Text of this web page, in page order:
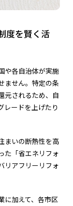
度を賢く活
や各自治体が実施
ません。特定の条
元されるため、自
レードを上げたり
まいの断熱性を高
た「省エネリフォ
リアフリーリフォ
に加えて、各市区